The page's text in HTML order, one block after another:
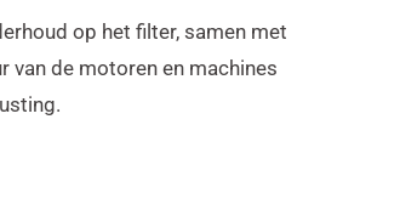
op het filter, samen met
van de motoren en machines